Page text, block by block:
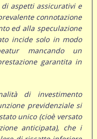
aspetti assicurativi e
connotazione
ed alla speculazione
incide solo in modo
mancando un
garantita in
di investimento
previdenziale si
unico (cioè versato
anticipata), che i